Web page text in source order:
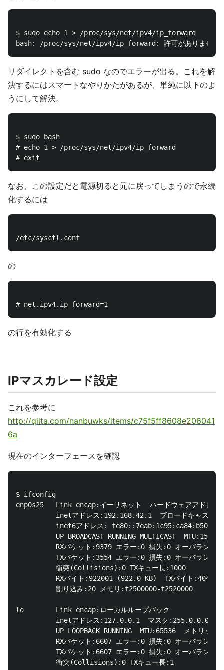
$ sudo echo 1 > /proc/sys/net/ipv4/ip_forward
リダイレクトを含む sudo なのでエラーが出る。これを解
決するにはスマートなやりかたがあるが、単純に以下のよ
うにして解決。
$ sudo bash
# echo 1 > /proc/sys/net/ipv4/ip_forward
なお、この設定だと電源切ると元に戻ってしまうので永続
化するには
の
の行を有効化する
IPマスカレード設定
これを参考に
http://qiita.com/nanbuwks/items/c75f5ff8608e206041
6a
現在のインターフェースを確認
$ ifconfig
enp0s25   Link encap:イーサネット  ハードウェアアド
inetアドレス:192.168.42.1  ブロードキャスト
inet6アドレス: fe80::7eab:1c95:ca84:b503/64
UP BROADCAST RUNNING MULTICAST  MTU:1500
RXパケット:9379 エラー:0 損失:0 オーバラン:0
TXパケット:3554 エラー:0 損失:0 オーバラン:0
          衝突(Collisions):0 TXキュー長:1000
RXバイト:922001 (922.0 KB)  TXバイト
          割り込み:20 メモリ:f2500000-f2520000
lo        Link encap:ローカルループバック
          inetアドレス:127.0.0.1  マスク:255.0.0.0
UP LOOPBACK RUNNING  MTU:65536  メトリック
RXパケット:6607 エラー:0 損失:0 オーバラン:0
TXパケット:6607 エラー:0 損失:0 オーバラン:0
          衝突(Collisions):0 TXキュー長:1